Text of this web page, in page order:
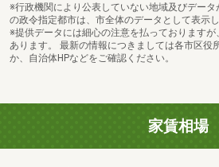
※行政機関により公表していない地域及びデー
の政令指定都市は、市全体のデータとして表示し
※提供データには細心の注意を払っております
あります。 最新の情報につきましては各市区役
か、自治体HPなどをご確認ください。
家賃相場